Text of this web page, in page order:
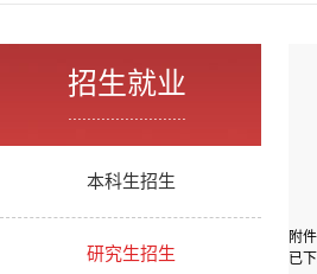
招生就业
本科生招生
研究生招生
附
已